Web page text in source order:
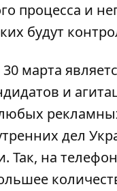
процесса и
будут
марта
и
дел
Так, на